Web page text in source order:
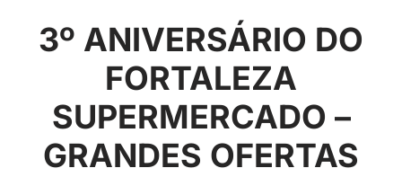
3º ANIVERSÁRIO DO
FORTALEZA
SUPERMERCADO –
GRANDES OFERTAS